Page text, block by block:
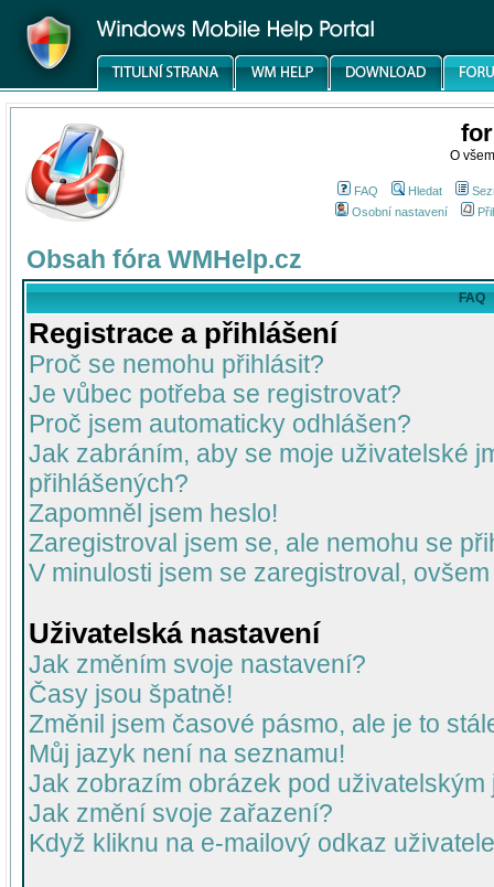
O
FAQ Hledat
Osobní nastavení
Obsah fóra WMHelp.cz
FAQ
Registrace a přihlášení
Proč se nemohu přihlásit?
Je vůbec potřeba se registrovat?
Proč jsem automaticky odhlášen?
Jak zabráním, aby se moje uživatelské
přihlášených?
Zapomněl jsem heslo!
Zaregistroval jsem se, ale nemohu se
V minulosti jsem se zaregistroval,
Uživatelská nastavení
Jak změním svoje nastavení?
Časy jsou špatně!
Změnil jsem časové pásmo, ale je to
Můj jazyk není na seznamu!
Jak zobrazím obrázek pod uživatelským
Jak změní svoje zařazení?
Když kliknu na e-mailový odkaz